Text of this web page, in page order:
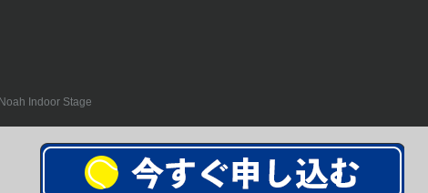
Indoor Stage